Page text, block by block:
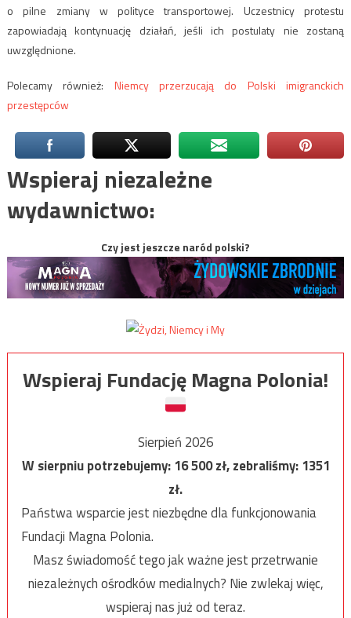
o pilne zmiany w polityce transportowej. Uczestnicy protestu
zapowiadają kontynuację działań, jeśli ich postulaty nie zostaną
uwzględnione.
Polecamy również: Niemcy przerzucają do Polski imigranckich
przestępców
Wspieraj niezależne
wydawnictwo:
Czy jest jeszcze naród polski?
Wspieraj Fundację Magna Polonia!
Sierpień 2026
W sierpniu potrzebujemy:16 500zł, zebraliśmy:1351
zł.
Państwa wsparcie jest niezbędne dla funkcjonowania
Fundacji Magna Polonia.
Masz świadomość tego jak ważne jest przetrwanie
niezależnych ośrodków medialnych? Nie zwlekaj więc,
wspieraj nas już od teraz.